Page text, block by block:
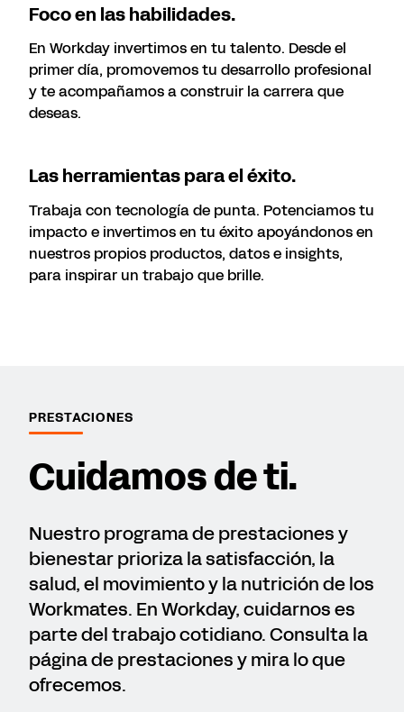
Foco en las habilidades.
En Workday invertimos en tu talento. Desde el
primer día, promovemos tu desarrollo profesional
y te acompañamos a construir la carrera que
deseas.
Las herramientas para el éxito.
Trabaja con tecnología de punta. Potenciamos tu
impacto e invertimos en tu éxito apoyándonos en
nuestros propios productos, datos e insights,
para inspirar un trabajo que brille.
PRESTACIONES
Cuidamos de ti.
Nuestro programa de prestaciones y
bienestar prioriza la satisfacción, la
salud, el movimiento y la nutrición de los
Workmates. En Workday, cuidarnos es
parte del trabajo cotidiano. Consulta la
página de prestaciones y mira lo que
ofrecemos.